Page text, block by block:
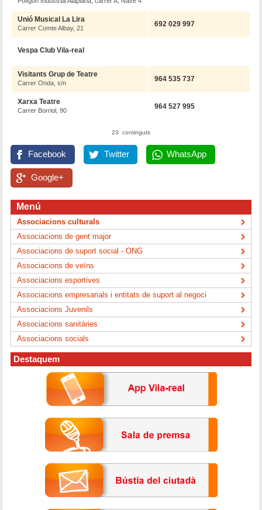
Unió Musical La Lira
Carrer Comte Albay, 21 692 029 997
Vespa Club Vila-real
Visitants Grup de Teatre
Carrer Onda, s/n 964 535 737
Xarxa Teatre
Carrer Borriol, 90 964 527 995
23 continguts
Facebook Twitter WhatsApp
Google+
Menú
Associacions culturals
Associacions de gent major
Associacions de suport social - ONG
Associacions de veïns
Associacions esportives
Associacions empresarials i entitats de suport al negoci
Associacions Juvenils
Associacions sanitàries
Associacions socials
Destaquem